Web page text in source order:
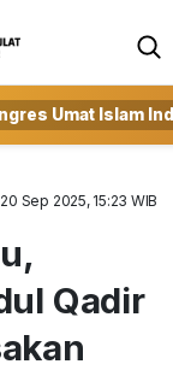
Umat Islam
Sep 2025, 15:23 WIB
Qadir